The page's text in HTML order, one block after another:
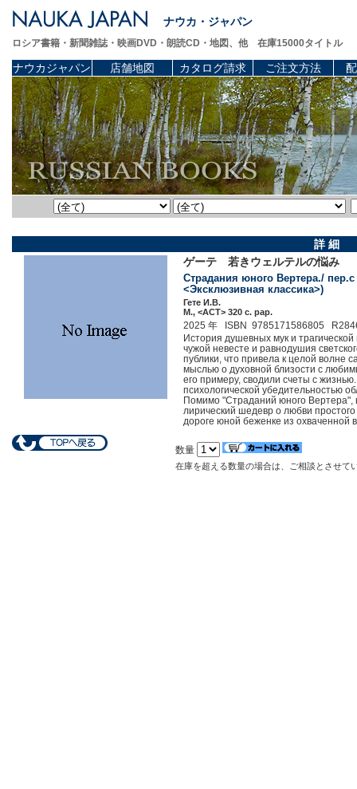
ナウカ・ジャパン
ロシア書籍・新聞雑誌・映画DVD・朗読CD・地図、他 在庫15000タイトル
ナウカジャパン 店舗地図 カタログ請求 ご注文方法
詳 細
ゲーテ 若きウェルテルの悩み
Страдания юного Вертера./
<Эксклюзивная классика>)
Гете И.В.
М., <АСТ> 320 c. pap.
2025 年 ISBN 9785171586805
История душевных мук и
чужой невесте и равнодушия
публики, что привела к целой волне
мыслью о духовной близости с
его примеру, сводили счеты с
психологической убедительностью
Помимо "Страданий юного Вертера",
лирический шедевр о любви
дороге юной беженке из охваченной
数量
在庫を超える数量の場合は、ご相談とさせて